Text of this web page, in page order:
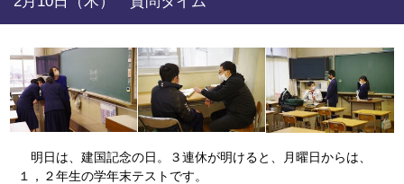
明日は、建国記念の日。３連休が明けると、月曜日からは、
１，２年生の学年末テストです。